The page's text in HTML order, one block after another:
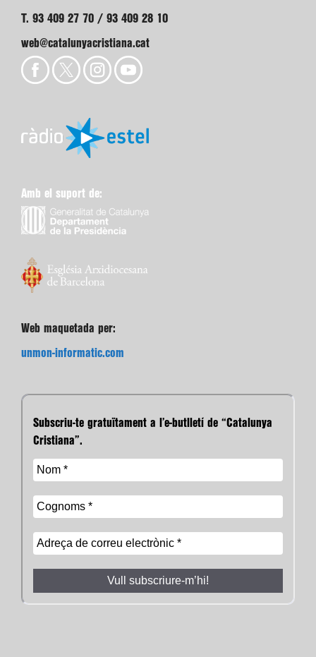
T. 93 409 27 70 / 93 409 28 10
web@catalunyacristiana.cat
Amb el suport de:
Web maquetada per:
unmon-informatic.com
Subscriu-te gratuïtament a l’e-butlletí de “Catalunya
Cristiana”.